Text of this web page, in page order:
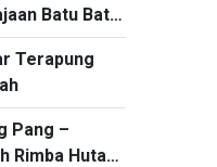
Batu Bata
Terapung
Pang –
Rimba Hutan